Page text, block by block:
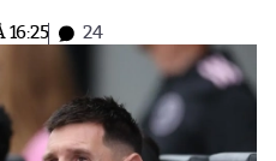
16:25 24